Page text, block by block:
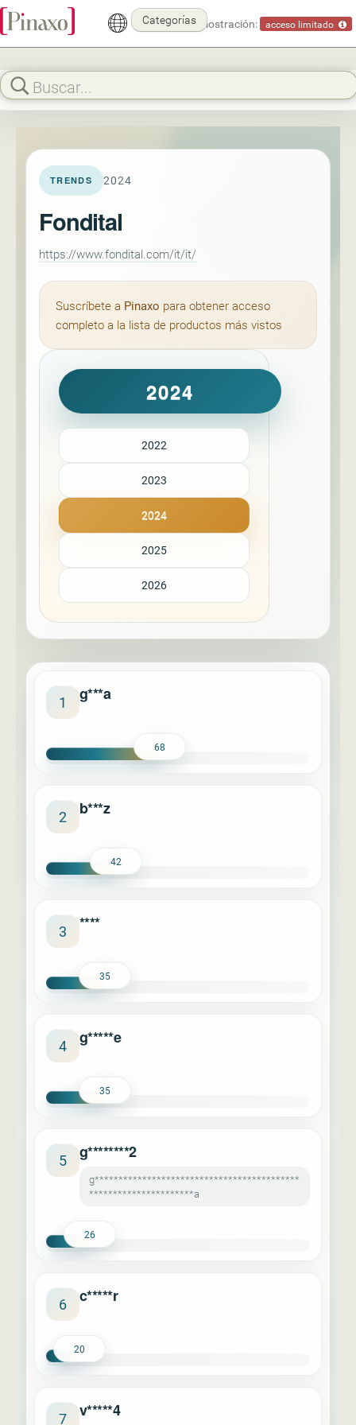
Modo demostración: acceso limitado
Categorías
TRENDS 2024
Fondital
https://www.fondital.com/it/it/
Suscríbete a Pinaxo para obtener acceso
completo a la lista de productos más vistos
2024
2022
2023
2024
2025
2026
1 g***a
68
2 b***z
42
3 ****
35
4 g*****e
35
5 g********2
g*******************************************
**********************a
26
6 c*****r
20
7 v*****4